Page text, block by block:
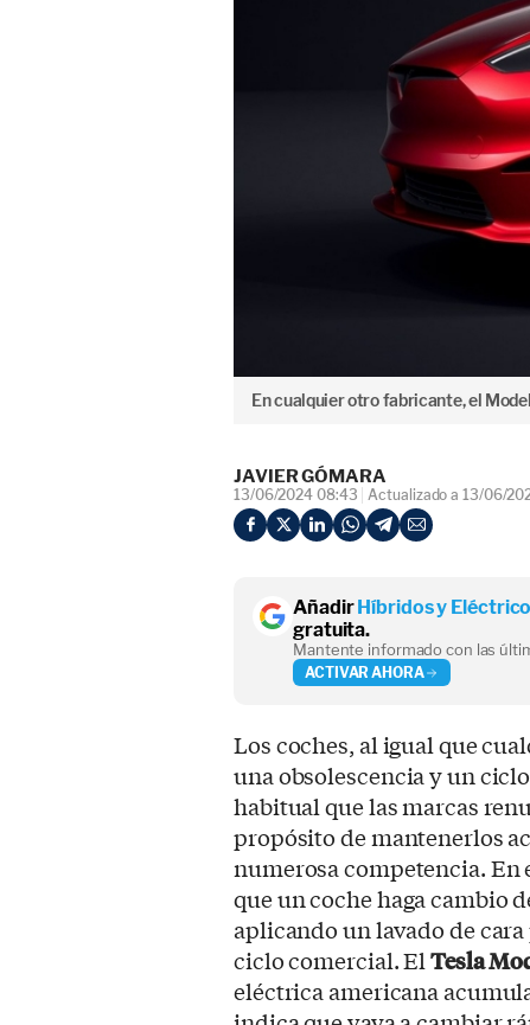
En cualquier otro fabricante, el
JAVIER GÓMARA
13/06/2024 08:43 Actualizado a 13/06/
Añadir Híbridos y
gratuita.
Mantente informado con las
ACTIVAR AHORA
Los coches, al igual que
una obsolescencia y un
habitual que las marcas
propósito de mantenerlos
numerosa competencia. En
que un coche haga cambio
aplicando un lavado de
ciclo comercial. ElTesla
eléctrica americana